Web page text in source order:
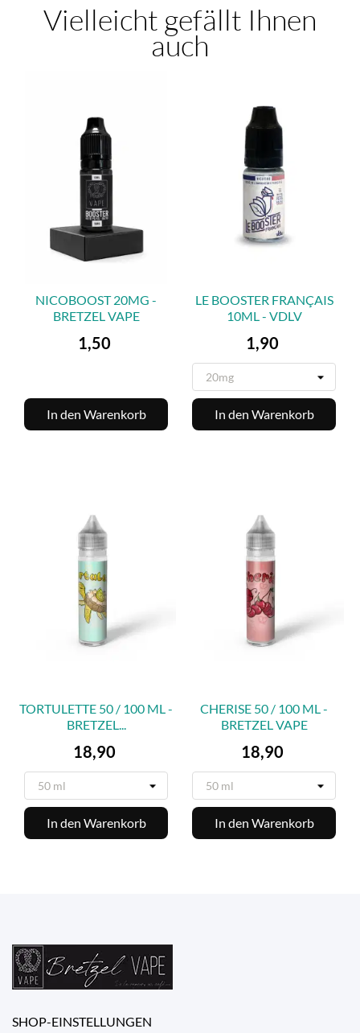
Vielleicht gefällt Ihnen
auch
NICOBOOST 20MG -
BRETZEL VAPE
Preis
1,50
In den Warenkorb
LE BOOSTER FRANÇAIS
10ML - VDLV
Preis
1,90
In den Warenkorb
TORTULETTE 50 / 100 ML -
BRETZEL...
Preis
18,90
In den Warenkorb
CHERISE 50 / 100 ML -
BRETZEL VAPE
Preis
18,90
In den Warenkorb
SHOP-EINSTELLUNGEN